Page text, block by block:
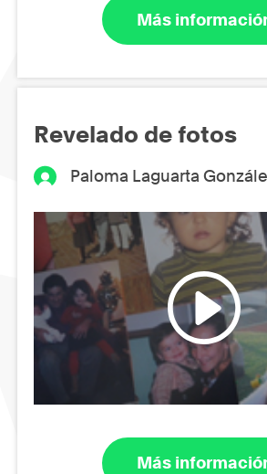
Más
Revelado de fotos
Paloma Laguarta
Más